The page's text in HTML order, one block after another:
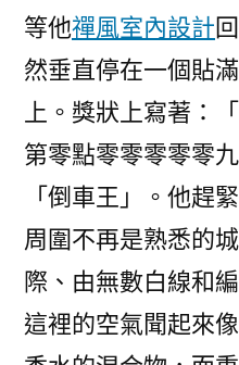
等他禪風室內設計
然垂直停在一個貼
上。獎狀上寫著
第零點零零零零零
「倒車王」。他趕
周圍不再是熟悉的
際、由無數白線和
這裡的空氣聞起來